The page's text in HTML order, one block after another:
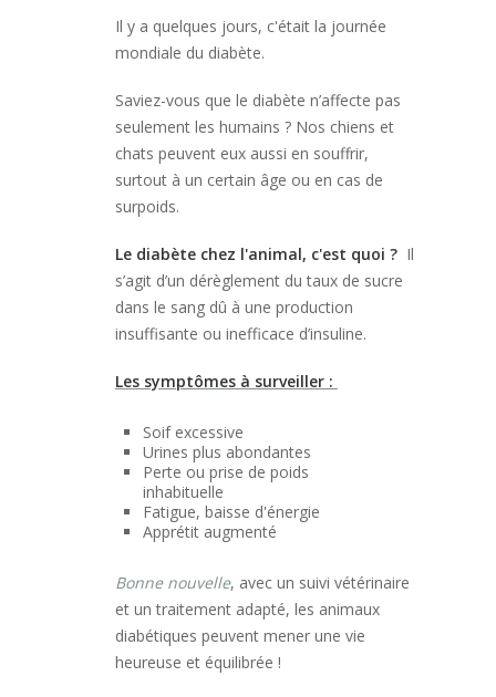
Il y a quelques jours, c'était la journée
mondiale du diabète.
Saviez-vous que le diabète n’affecte pas
seulement les humains ? Nos chiens et
chats peuvent eux aussi en souffrir,
surtout à un certain âge ou en cas de
surpoids.
Le diabète chez l'animal, c'est quoi ? Il
s’agit d’un dérèglement du taux de sucre
dans le sang dû à une production
insuffisante ou inefficace d’insuline.
Les symptômes à surveiller :
Soif excessive
Urines plus abondantes
Perte ou prise de poids
inhabituelle
Fatigue, baisse d'énergie
Apprétit augmenté
Bonne nouvelle, avec un suivi vétérinaire
et un traitement adapté, les animaux
diabétiques peuvent mener une vie
heureuse et équilibrée !